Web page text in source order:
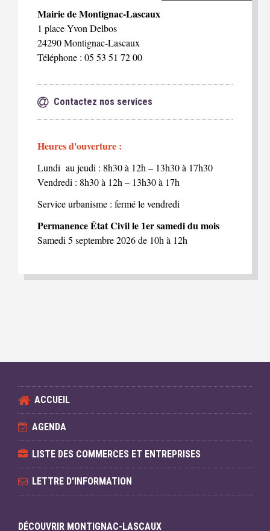
Mairie de Montignac-Lascaux
1 place Yvon Delbos
24290 Montignac-Lascaux
Téléphone : 05 53 51 72 00
Contactez nos services
Heures d'ouverture :
Lundi au jeudi : 8h30 à 12h – 13h30 à 17h30
Vendredi : 8h30 à 12h – 13h30 à 17h
Service urbanisme : fermé le vendredi
Permanence État Civil le 1er samedi du mois
Samedi 5 septembre 2026 de 10h à 12h
ACCUEIL
AGENDA
LISTE DES COMMERCES ET ENTREPRISES
LETTRE D'INFORMATION
DÉCOUVRIR MONTIGNAC-LASCAUX